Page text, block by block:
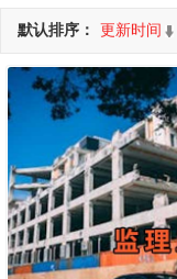
默认排序： 更新时间